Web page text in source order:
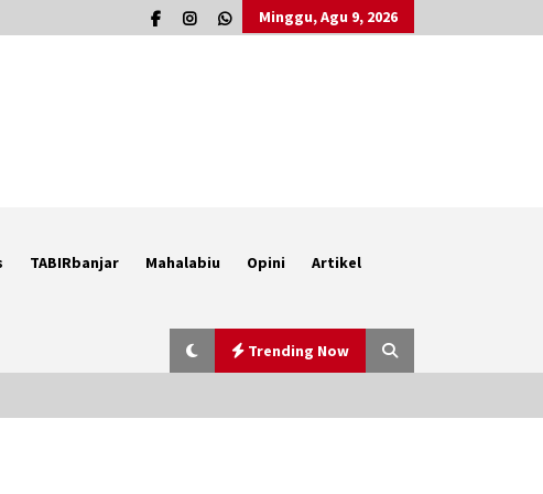
Minggu, Agu 9, 2026
TABIRbanjar Mahalabiu Opini Artikel
Trending Now